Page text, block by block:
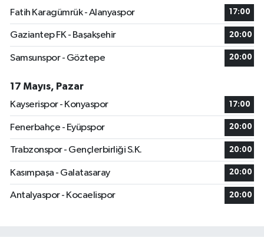
Fatih Karagümrük - Alanyaspor
17:00
Gaziantep FK - Başakşehir 20:00
Samsunspor - Göztepe 20:00
17 Mayıs, Pazar
Kayserispor - Konyaspor
17:00
Fenerbahçe - Eyüpspor 20:00
Trabzonspor - Gençlerbirliği S.K. 20:00
Kasımpaşa - Galatasaray 20:00
Antalyaspor - Kocaelispor 20:00